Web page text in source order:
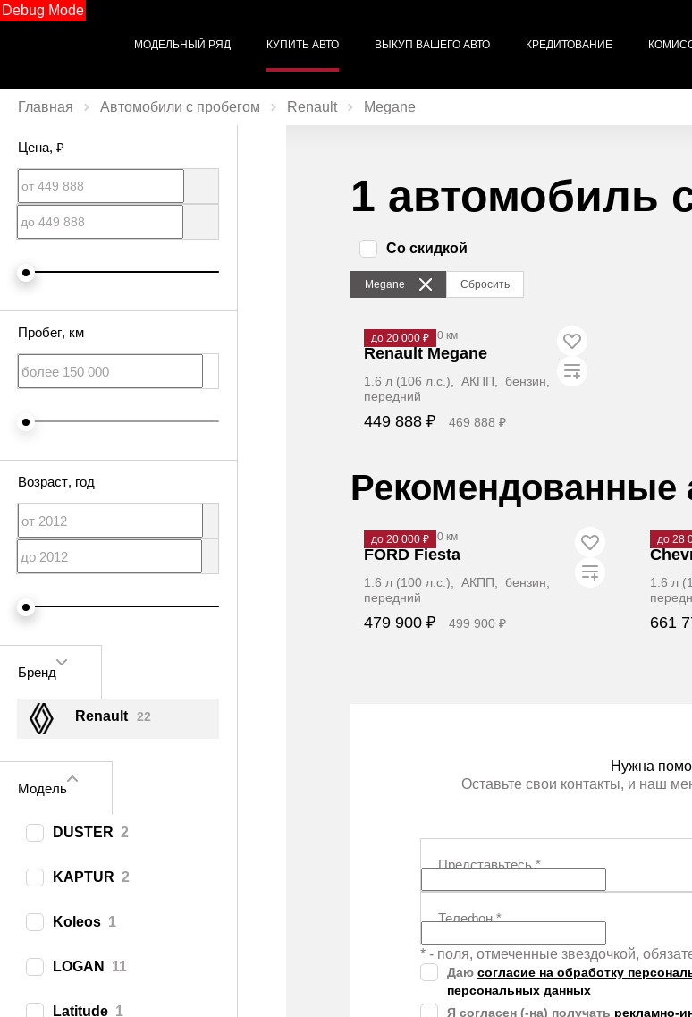
Debug Mode
МОДЕЛЬНЫЙ РЯД КУПИТЬ АВТО ВЫКУП ВАШЕГО АВТО КРЕДИТОВАНИЕ
Главная Автомобили с пробегом Renault Megane
Цена, ₽
Пробег, км
Возраст, год
Бренд
Renault 22
Модель
DUSTER 2
KAPTUR 2
Koleos 1
LOGAN 11
Latitude 1
1 автомобиль
Megane Сбросить
Со скидкой
до 20 000 ₽
2012· 240 000 км
Renault Megane
1.6 л (106 л.с.), АКПП, бензин,
передний
449 888 ₽ 469 888 ₽
Рекомендованные
до 20 000 ₽
2007· 137 000 км
FORD Fiesta
1.6 л (100 л.с.), АКПП, бензин,
передний
479 900 ₽ 499 900 ₽
до 28
2014·
1.6 л
661
Нужна
Оставьте свои контакты, и наш
Представьтесь*
Телефон*
* - поля, отмеченные звездочкой,
Даю согласие на обработку
персональных данных
Я согласен (-на) получать рекламно-